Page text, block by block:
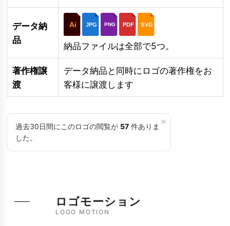
データ納
品
Ai JPG PNG PDF SVG
納品ファイルは全部で5つ。
著作権譲
渡
データ納品と同時にロゴの著作権をお
客様に譲渡します
×
過去30日間にこのロゴの閲覧が 57 件ありま
した。
LOGO MOTION
ロゴモーション